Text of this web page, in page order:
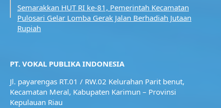
Semarakkan HUT RI ke-81, Pemerintah Kecamatan
Pulosari Gelar Lomba Gerak Jalan Berhadiah Jutaan
Rupiah
PT. VOKAL PUBLIKA INDONESIA
Jl. payarengas RT.01 / RW.02 Kelurahan Parit benut,
Kecamatan Meral, Kabupaten Karimun – Provinsi
Kepulauan Riau